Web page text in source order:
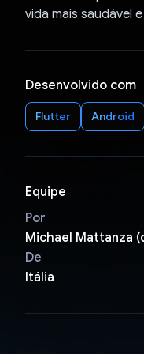
vida mais saudável
Desenvolvido com
Flutter Android
Equipe
Por
Michael Mattanza
De
Itália